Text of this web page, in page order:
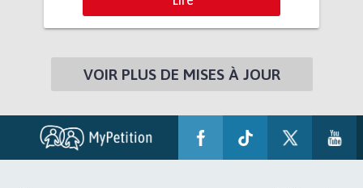
VOIR PLUS DE MISES À JOUR